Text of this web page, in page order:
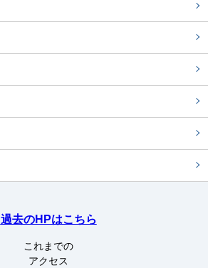
過去のHPはこちら
これまでの
アクセス